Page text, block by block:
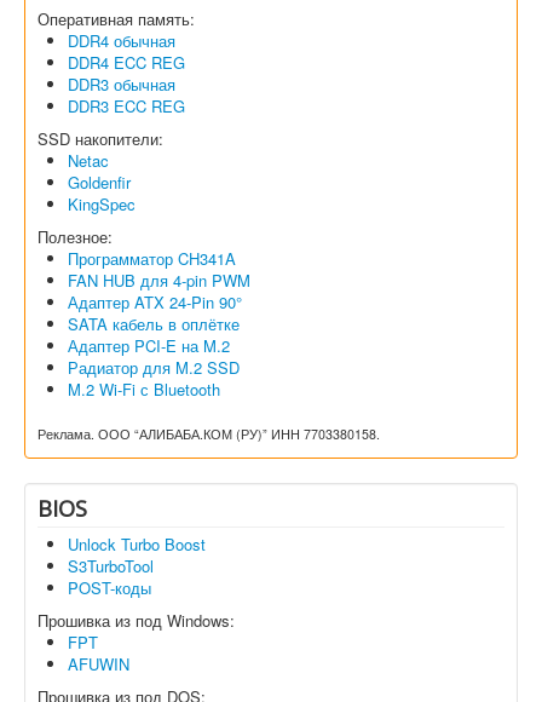
Оперативная память:
DDR4 обычная
DDR4 ECC REG
DDR3 обычная
DDR3 ECC REG
SSD накопители:
Netac
Goldenfir
KingSpec
Полезное:
Программатор CH341A
FAN HUB для 4-pin PWM
Адаптер ATX 24-Pin 90°
SATA кабель в оплётке
Адаптер PCI-E на M.2
Радиатор для M.2 SSD
M.2 Wi-Fi с Bluetooth
Реклама. ООО “АЛИБАБА.КОМ (РУ)” ИНН 7703380158.
BIOS
Unlock Turbo Boost
S3TurboTool
POST-коды
Прошивка из под Windows:
FPT
AFUWIN
Прошивка из под DOS: